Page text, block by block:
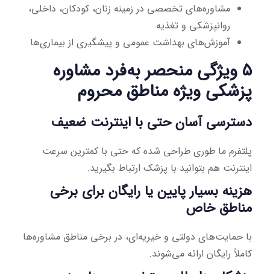
مشاوره‌های تخصصی در زمینه زنان، کودکان، داخلی،
روانپزشکی و تغذیه
آموزش‌های بهداشت عمومی و پیشگیری از بیماری‌ها
۵ ویژگی منحصر به‌فرد مشاوره
پزشکی ویژه مناطق محروم
دسترسی آسان حتی با اینترنت ضعیف
پلتفرم ما طوری طراحی شده که حتی با کمترین سرعت
اینترنت هم بتوانید با پزشک ارتباط بگیرید.
هزینه بسیار پایین یا رایگان برای برخی
مناطق خاص
با حمایت‌های دولتی و خیریه‌ای، در برخی مناطق مشاوره‌ها
کاملاً رایگان ارائه می‌شوند.